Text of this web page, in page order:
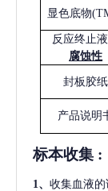
显色底物(
反应终止液
腐蚀性
封板胶纸
产品说明
标本收集 :
1 、 收集血液的